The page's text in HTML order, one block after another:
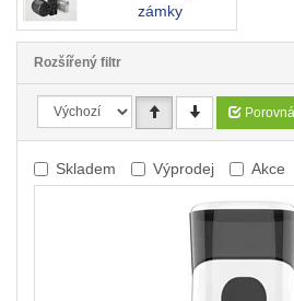
zámky
Rozšířený filtr
Skladem Výprodej Akce